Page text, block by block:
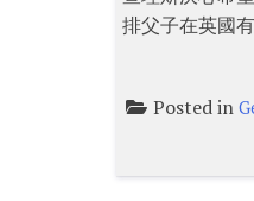
排父子在英國
Posted in